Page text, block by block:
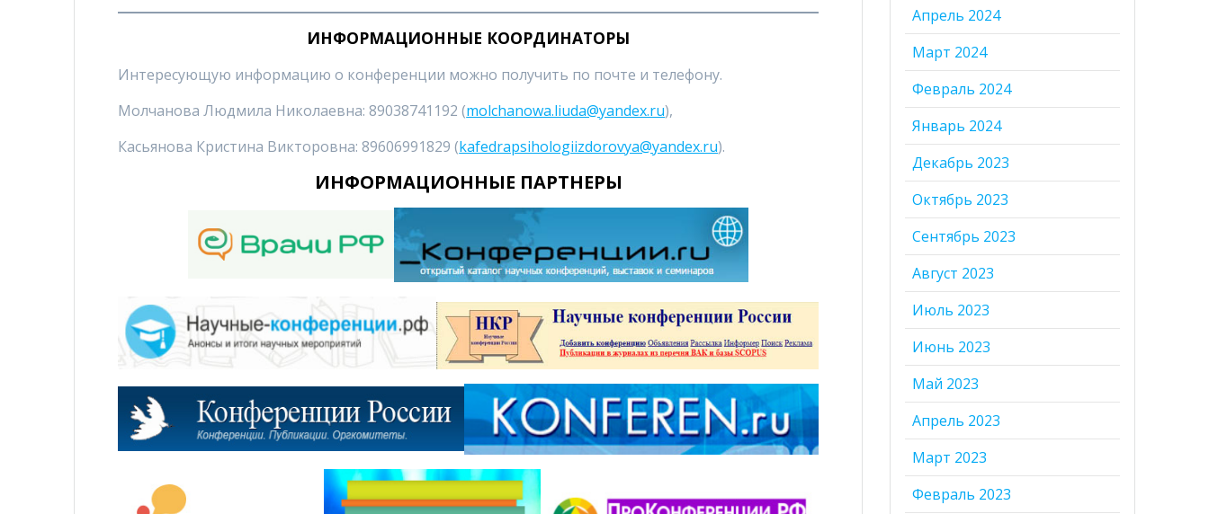
ИНФОРМАЦИОННЫЕ КООРДИНАТОРЫ
Интересующую информацию о конференции можно получить по почте и телефону.
Молчанова Людмила Николаевна: 89038741192 (molchanowa.liuda@yandex.ru),
Касьянова Кристина Викторовна: 89606991829 (kafedrapsihologiizdorovya@yandex.ru).
ИНФОРМАЦИОННЫЕ ПАРТНЕРЫ
Апрель 2024
Март 2024
Февраль 2024
Январь 2024
Декабрь 2023
Октябрь 2023
Сентябрь 2023
Август 2023
Июль 2023
Июнь 2023
Май 2023
Апрель 2023
Март 2023
Февраль 2023